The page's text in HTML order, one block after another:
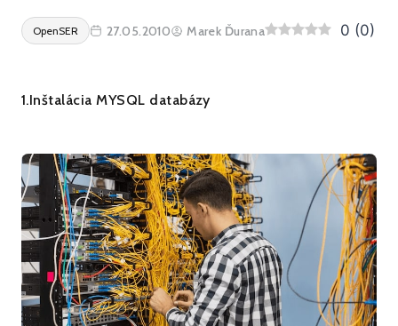
OpenSER 27.05.2010 Marek Ďurana 0 (0)
1.Inštalácia MYSQL databázy